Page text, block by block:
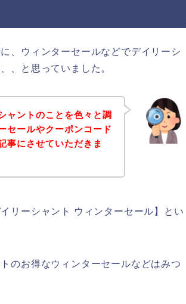
、ウィンターセールなどでデイリーシ
、と思っていました。
ャントのことを色々と調
セールやクーポンコード
事にさせていただきま
リーシャント ウィンターセール】とい
のお得なウィンターセールなどはみつ